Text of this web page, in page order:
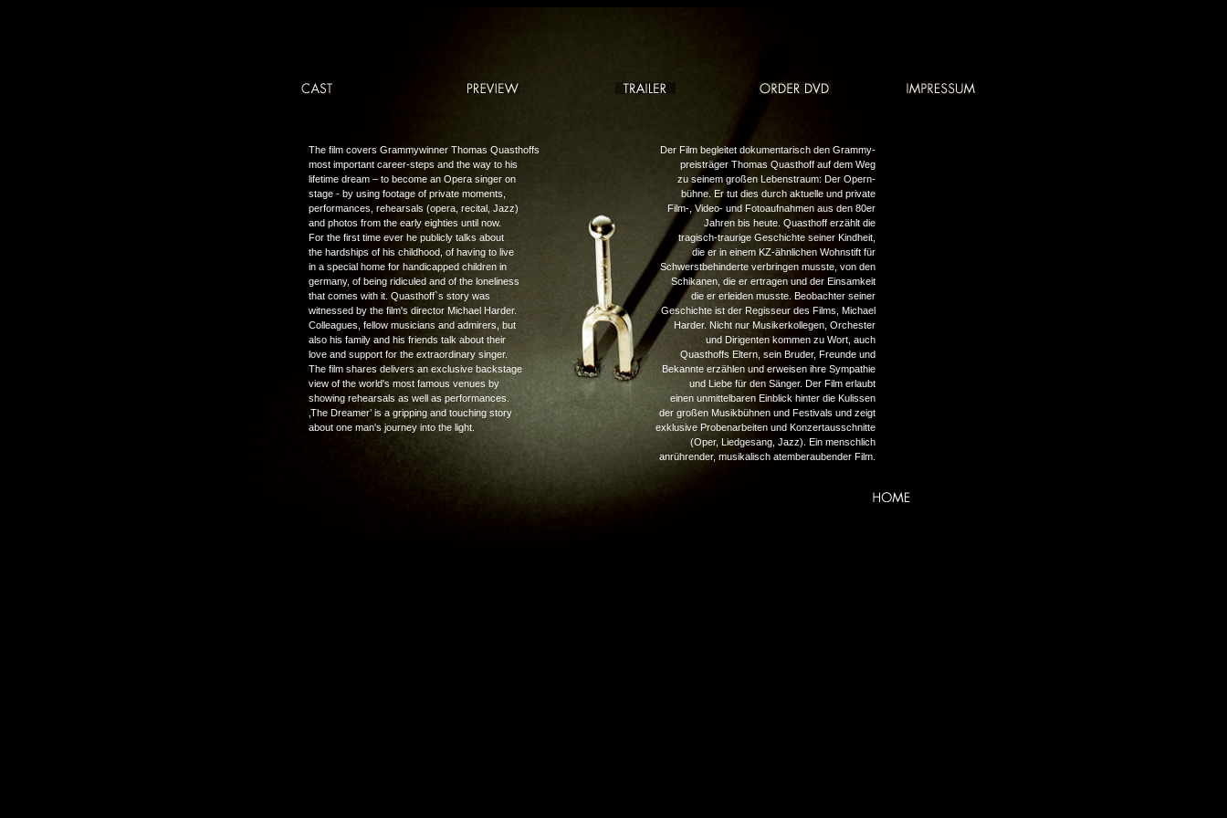
The film covers Grammywinner Thomas Quasthoffs
most important career-steps and the way to his
lifetime dream – to become an Opera singer on
stage - by using footage of private moments,
performances, rehearsals (opera, recital, Jazz)
and photos from the early eighties until now.
For the first time ever he publicly talks about
the hardships of his childhood, of having to live
in a special home for handicapped children in
germany, of being ridiculed and of the loneliness
that comes with it. Quasthoff`s story was
witnessed by the film's director Michael Harder.
Colleagues, fellow musicians and admirers, but
also his family and his friends talk about their
love and support for the extraordinary singer.
The film shares delivers an exclusive backstage
view of the world's most famous venues by
showing rehearsals as well as performances.
‚The Dreamer’ is a gripping and touching story
about one man's journey into the light.
Der Film begleitet dokumentarisch den Grammy-
preisträger Thomas Quasthoff auf dem Weg
zu seinem großen Lebenstraum: Der Opern-
bühne. Er tut dies durch aktuelle und private
Film-, Video- und Fotoaufnahmen aus den 80er
Jahren bis heute. Quasthoff erzählt die
tragisch-traurige Geschichte seiner Kindheit,
die er in einem KZ-ähnlichen Wohnstift für
Schwerstbehinderte verbringen musste, von den
Schikanen, die er ertragen und der Einsamkeit
die er erleiden musste. Beobachter seiner
Geschichte ist der Regisseur des Films, Michael
Harder. Nicht nur Musikerkollegen, Orchester
und Dirigenten kommen zu Wort, auch
Quasthoffs Eltern, sein Bruder, Freunde und
Bekannte erzählen und erweisen ihre Sympathie
und Liebe für den Sänger. Der Film erlaubt
einen unmittelbaren Einblick hinter die Kulissen
der großen Musikbühnen und Festivals und zeigt
exklusive Probenarbeiten und Konzertausschnitte
(Oper, Liedgesang, Jazz). Ein menschlich
anrührender, musikalisch atemberaubender Film.